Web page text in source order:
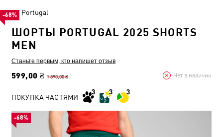
Portugal
ШОРТЫ PORTUGAL 2025 SHORTS
MEN
Станьте первым, кто напишет отзыв
599,00 ₴ 1 890,00 ₴ Нет в наличии
-68%
ПОКУПКА ЧАСТЯМИ
-68%